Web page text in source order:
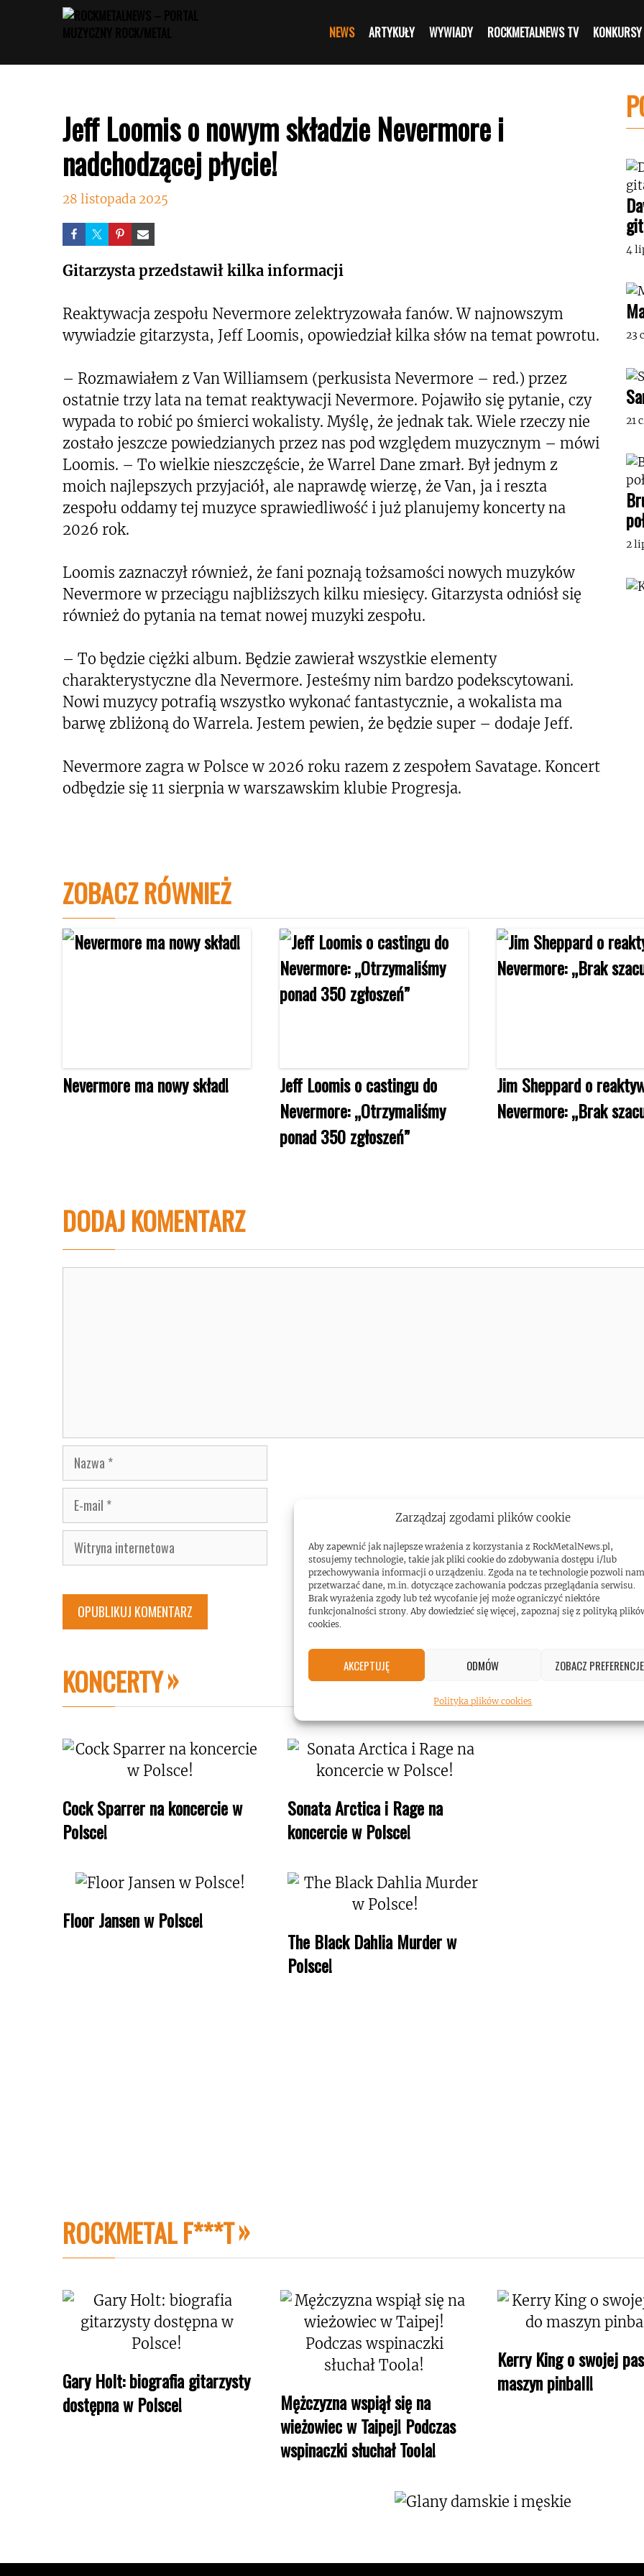
Zarządzaj zgodami plików cookie
Aby zapewnić jak najlepsze wrażenia z korzystania z RockMetalNews.pl,
stosujemy technologie, takie jak pliki cookie do zdobywania dostępu i/lub
przechowywania informacji o urządzeniu. Zgoda na te technologie pozwoli nam
przetwarzać dane, m.in. dotyczące zachowania podczas przeglądania serwisu.
Brak wyrażenia zgody lub też wycofanie jej może ograniczyć niektóre
funkcjonalności strony. Aby dowiedzieć się więcej, zapoznaj się z polityką
cookies.
AKCEPTUJĘ ODMÓW ZOBACZ PREFERENCJE
Polityka plików cookies
NEWS ARTYKUŁY WYWIADY ROCKMETALNEWS TV KONKURSY
Jeff Loomis o nowym składzie Nevermore i
nadchodzącej płycie!
28 listopada 2025
Gitarzysta przedstawił kilka informacji
Reaktywacja zespołu Nevermore zelektryzowała fanów. W najnowszym
wywiadzie gitarzysta, Jeff Loomis, opowiedział kilka słów na temat powrotu.
– Rozmawiałem z Van Williamsem (perkusista Nevermore – red.) przez
ostatnie trzy lata na temat reaktywacji Nevermore. Pojawiło się pytanie, czy
wypada to robić po śmierci wokalisty. Myślę, że jednak tak. Wiele rzeczy nie
zostało jeszcze powiedzianych przez nas pod względem muzycznym – mówi
Loomis. – To wielkie nieszczęście, że Warrel Dane zmarł. Był jednym z
moich najlepszych przyjaciół, ale naprawdę wierzę, że Van, ja i reszta
zespołu oddamy tej muzyce sprawiedliwość i już planujemy koncerty na
2026 rok.
Loomis zaznaczył również, że fani poznają tożsamości nowych muzyków
Nevermore w przeciągu najbliższych kilku miesięcy. Gitarzysta odniósł się
również do pytania na temat nowej muzyki zespołu.
– To będzie ciężki album. Będzie zawierał wszystkie elementy
charakterystyczne dla Nevermore. Jesteśmy nim bardzo podekscytowani.
Nowi muzycy potrafią wszystko wykonać fantastycznie, a wokalista ma
barwę zbliżoną do Warrela. Jestem pewien, że będzie super – dodaje Jeff.
Nevermore zagra w Polsce w 2026 roku razem z zespołem Savatage. Koncert
odbędzie się 11 sierpnia w warszawskim klubie Progresja.
4
23
21
2
ZOBACZ RÓWNIEŻ
Nevermore ma nowy skład!
Jeff Loomis o castingu do
Nevermore: „Otrzymaliśmy
ponad 350 zgłoszeń”
Jim Sheppard o
Nevermore: „Brak
DODAJ KOMENTARZ
Nazwa
E-
mail
Witryna
internetowa
KONCERTY
Cock Sparrer na koncercie w
Polsce!
Sonata Arctica i Rage na
koncercie w Polsce!
Floor Jansen w Polsce!
The Black Dahlia Murder w
Polsce!
RECENZJE
ROCKMETAL F***T
Gary Holt: biografia gitarzysty
dostępna w Polsce!
Mężczyzna wspiął się na
wieżowiec w Taipej! Podczas
wspinaczki słuchał Toola!
Kerry King o swojej
maszyn pinball!